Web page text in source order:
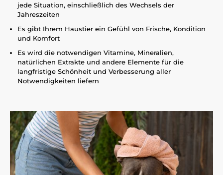
jede Situation, einschließlich des Wechsels der
Jahreszeiten
Es gibt Ihrem Haustier ein Gefühl von Frische, Kondition
und Komfort
Es wird die notwendigen Vitamine, Mineralien,
natürlichen Extrakte und andere Elemente für die
langfristige Schönheit und Verbesserung aller
Notwendigkeiten liefern